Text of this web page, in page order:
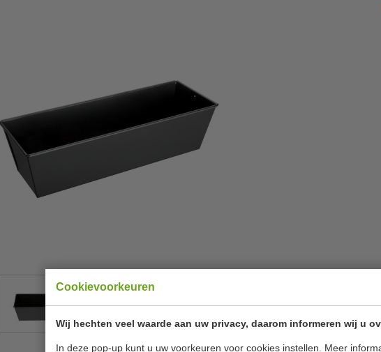
Cookievoorkeuren
Wij hechten veel waarde aan uw privacy, daarom informeren wij u
In deze pop-up kunt u uw voorkeuren voor cookies instellen. Meer